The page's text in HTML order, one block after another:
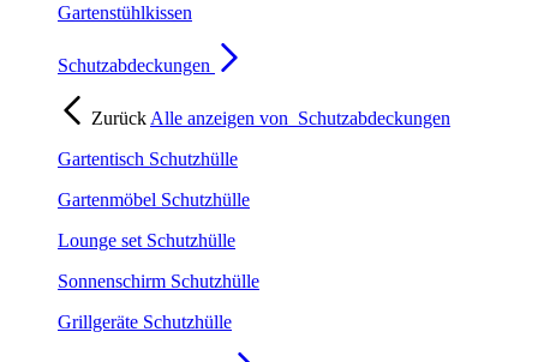
Gartenstühlkissen
Schutzabdeckungen
Zurück Alle anzeigen von Schutzabdeckungen
Gartentisch Schutzhülle
Gartenmöbel Schutzhülle
Lounge set Schutzhülle
Sonnenschirm Schutzhülle
Grillgeräte Schutzhülle